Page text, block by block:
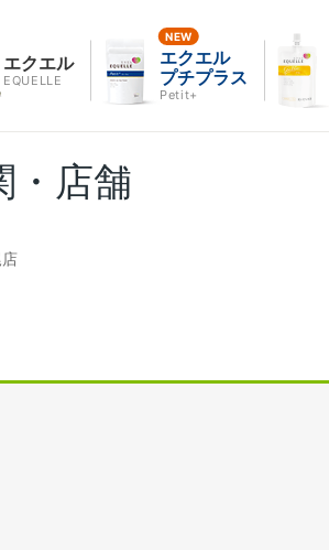
エクエル
EQUELLE
エクエル
プチプラス
Petit+
・店舗